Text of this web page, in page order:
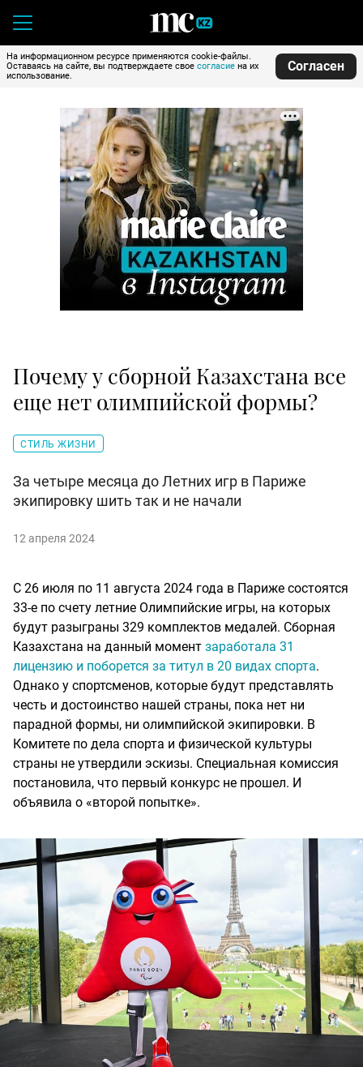
На информационном ресурсе применяются cookie-файлы.
Оставаясь на сайте, вы подтверждаете свое согласие на их
использование.
Согласен
Почему у сборной Казахстана все
еще нет олимпийской формы?
СТИЛЬ ЖИЗНИ
За четыре месяца до Летних игр в Париже
экипировку шить так и не начали
12 апреля 2024
С 26 июля по 11 августа 2024 года в Париже состоятся
33-е по счету летние Олимпийские игры, на которых
будут разыграны 329 комплектов медалей. Сборная
Казахстана на данный момент заработала 31
лицензию и поборется за титул в 20 видах спорта.
Однако у спортсменов, которые будут представлять
честь и достоинство нашей страны, пока нет ни
парадной формы, ни олимпийской экипировки. В
Комитете по дела спорта и физической культуры
страны не утвердили эскизы. Специальная комиссия
постановила, что первый конкурс не прошел. И
объявила о «второй попытке».